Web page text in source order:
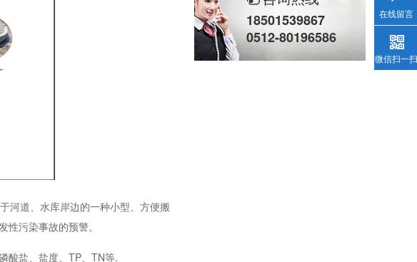
河道、水库岸边的一种小型、方便搬
污染事故的预警。
酸盐、盐度、TP、TN等.
18501539867
0512-80196586
在线留言
微信扫一扫